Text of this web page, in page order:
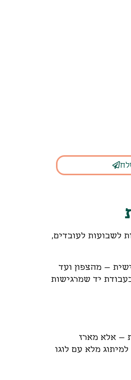
לשבועות לעובדים,
– מהצפון ועד
יד שמרגישות
– אלא מארז
מלא עם לוגו